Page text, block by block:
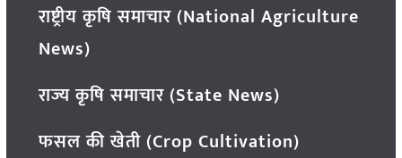
राष्ट्रीय कृषि समाचार (National Agriculture
News)
राज्य कृषि समाचार (State News)
फसल की खेती (Crop Cultivation)